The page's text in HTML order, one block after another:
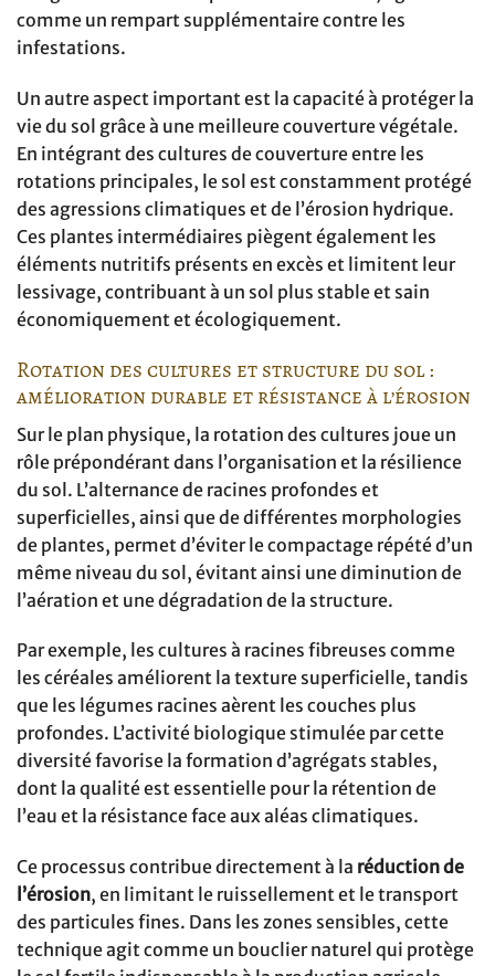
comme un rempart supplémentaire contre les
infestations.
Un autre aspect important est la capacité à protéger la
vie du sol grâce à une meilleure couverture végétale.
En intégrant des cultures de couverture entre les
rotations principales, le sol est constamment protégé
des agressions climatiques et de l’érosion hydrique.
Ces plantes intermédiaires piègent également les
éléments nutritifs présents en excès et limitent leur
lessivage, contribuant à un sol plus stable et sain
économiquement et écologiquement.
Rotation des cultures et structure du sol :
amélioration durable et résistance à l’érosion
Sur le plan physique, la rotation des cultures joue un
rôle prépondérant dans l’organisation et la résilience
du sol. L’alternance de racines profondes et
superficielles, ainsi que de différentes morphologies
de plantes, permet d’éviter le compactage répété d’un
même niveau du sol, évitant ainsi une diminution de
l’aération et une dégradation de la structure.
Par exemple, les cultures à racines fibreuses comme
les céréales améliorent la texture superficielle, tandis
que les légumes racines aèrent les couches plus
profondes. L’activité biologique stimulée par cette
diversité favorise la formation d’agrégats stables,
dont la qualité est essentielle pour la rétention de
l’eau et la résistance face aux aléas climatiques.
Ce processus contribue directement à la réduction de
l’érosion, en limitant le ruissellement et le transport
des particules fines. Dans les zones sensibles, cette
technique agit comme un bouclier naturel qui protège